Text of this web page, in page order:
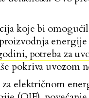
koje bi
energije
potreba za
pokriva
električnom